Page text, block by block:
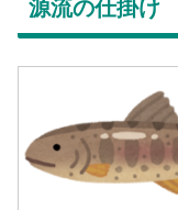
源流の仕掛け